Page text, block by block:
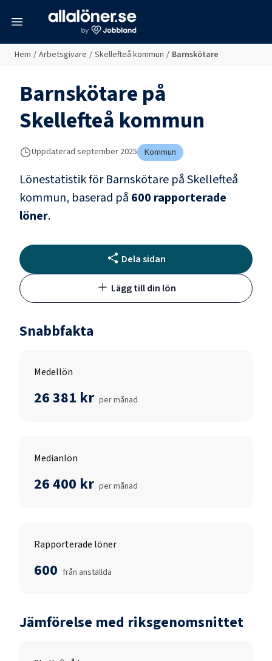
Hem / Arbetsgivare / Skellefteå kommun / Barnskötare
Barnskötarepå
Skellefteå kommun
Uppdaterad september 2025 Kommun
Lönestatistik förBarnskötare påSkellefteå
kommun, baserad på 600 rapporterade
löner.
Dela sidan
Lägg till din lön
Snabbfakta
Medellön
26 381 kr per månad
Medianlön
26 400 kr per månad
Rapporterade löner
600 från anställda
Jämförelse med riksgenomsnittet